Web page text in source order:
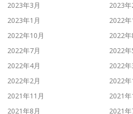
2023年3月
2023年
2023年1月
2022年
2022年10月
2022年
2022年7月
2022年
2022年4月
2022年
2022年2月
2022年
2021年11月
2021年
2021年8月
2021年